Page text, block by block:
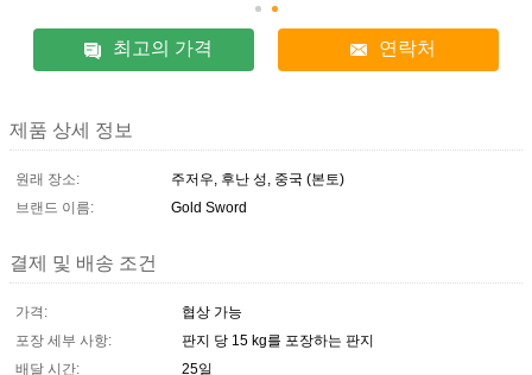
최고의 가격 연락처
제품 상세 정보
원래 장소:
주저우, 후난 성, 중국 (본토)
브랜드 이름:
Gold Sword
결제 및 배송 조건
가격:
협상 가능
포장 세부 사항:
판지 당 15 kg를 포장하는 판지
배달 시간:
25일